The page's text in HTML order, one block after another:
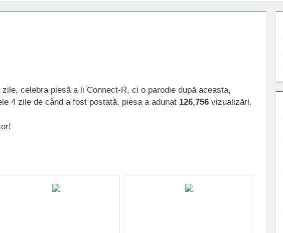
celebra piesă a li Connect-R, ci o parodie după aceasta,
4 zile de când a fost postată, piesa a adunat 126,756 vizualizări.